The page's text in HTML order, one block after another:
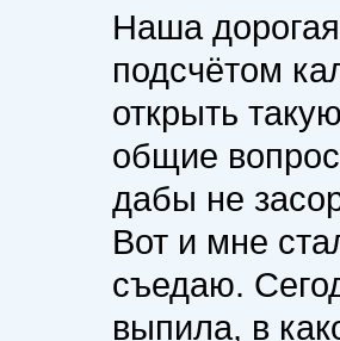
Наша
подсчётом
открыть
общие
дабы не
Вот и мне
съедаю.
выпила, в